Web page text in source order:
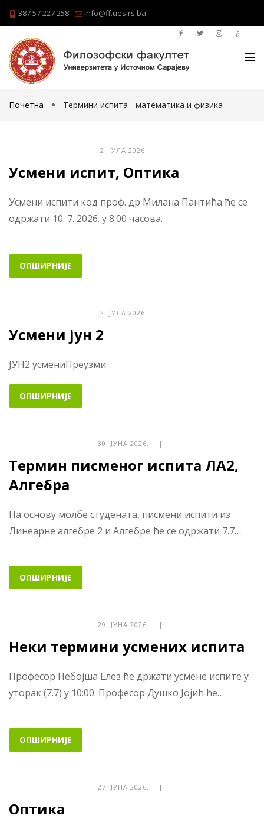
387 57 227 258 info@ff.ues.rs.ba
Почетна Термини испита - математика и физика
2. ЈУЛА 2026. |
Усмени испит, Оптика
Усмени испити код проф. др Милана Пантића ће се
одржати 10. 7. 2026. у 8.00 часова.
ОПШИРНИЈЕ
2. ЈУЛА 2026. |
Усмени јун 2
ЈУН2 усмениПреузми
ОПШИРНИЈЕ
30. ЈУНА 2026. |
Термин писменог испита ЛА2,
Алгебра
На основу молбе студената, писмени испити из
Линеарне алгебре 2 и Алгебре ће се одржати 7.7….
ОПШИРНИЈЕ
29. ЈУНА 2026. |
Неки термини усмених испита
Професор Небојша Елез ће држати усмене испите у
уторак (7.7) у 10:00. Професор Душко Јојић ће…
ОПШИРНИЈЕ
27. ЈУНА 2026. |
Оптика